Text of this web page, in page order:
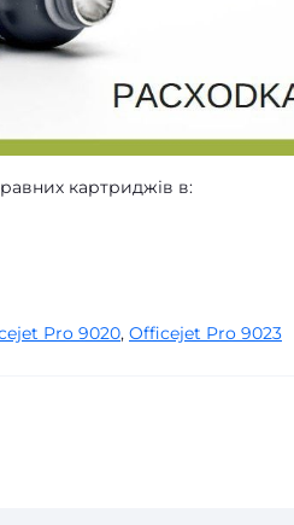
картриджів в:
Pro 9020, Officejet Pro 9023